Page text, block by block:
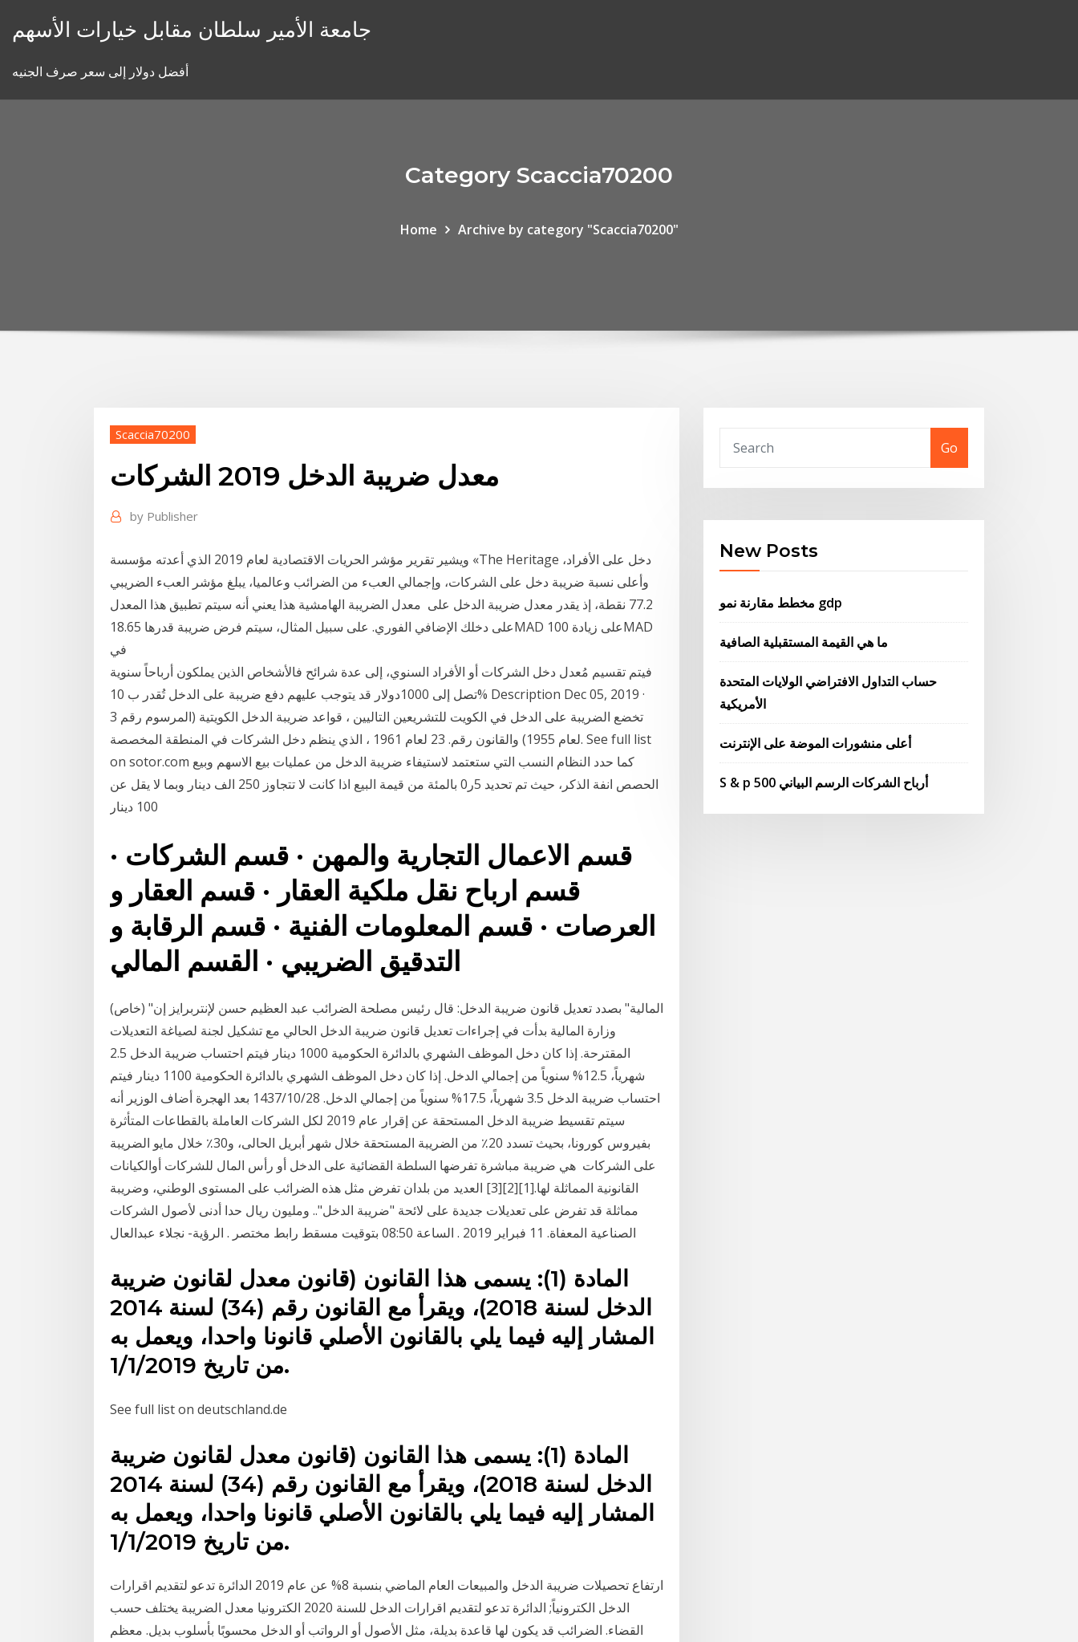
جامعة الأمير سلطان مقابل خيارات الأسهم
أفضل دولار إلى سعر صرف الجنيه
Category Scaccia70200
Home Archive by category "Scaccia70200"
Scaccia70200
معدل ضريبة الدخل 2019 الشركات
by Publisher
ويشير تقرير مؤشر الحريات الاقتصادية لعام 2019 الذي أعدته مؤسسة «The Heritage دخل على الأفراد،
وأعلى نسبة ضريبة دخل على الشركات، وإجمالي العبء من الضرائب وعالميا، يبلغ مؤشر العبء الضريبي
77.2 نقطة، إذ يقدر معدل ضريبة الدخل على معدل الضريبة الهامشية هذا يعني أنه سيتم تطبيق هذا المعدل
على دخلك الإضافي الفوري. على سبيل المثال، سيتم فرض ضريبة قدرها 18.65MAD على زيادة 100MAD
فيتم تقسيم مُعدل دخل الشركات أو الأفراد السنوي، إلى عدة شرائح فالأشخاص الذين يملكون أرباحاً سنوية
تصل إلى 1000دولار قد يتوجب عليهم دفع ضريبة على الدخل تُقدر ب 10% Description Dec 05, 2019 ·
تخضع الضريبة على الدخل في الكويت للتشريعين التاليين ، قواعد ضريبة الدخل الكويتية (المرسوم رقم 3
لعام 1955) والقانون رقم. 23 لعام 1961 ، الذي ينظم دخل الشركات في المنطقة المخصصة. See full list
on sotor.com كما حدد النظام النسب التي ستعتمد لاستيفاء ضريبة الدخل من عمليات بيع الاسهم وبيع
الحصص انفة الذكر، حيث تم تحديد 5ر0 بالمئة من قيمة البيع اذا كانت لا تتجاوز 250 الف دينار وبما لا يقل عن
100 دينار
قسم الاعمال التجارية والمهن · قسم الشركات ·
قسم ارباح نقل ملكية العقار · قسم العقار و
العرصات · قسم المعلومات الفنية · قسم الرقابة و
(خاص) "المالية" بصدد تعديل قانون ضريبة الدخل: قال رئيس مصلحة الضرائب عبد العظيم حسن لإنتربرايز إن
وزارة المالية بدأت في إجراءات تعديل قانون ضريبة الدخل الحالي مع تشكيل لجنة لصياغة التعديلات
المقترحة. إذا كان دخل الموظف الشهري بالدائرة الحكومية 1000 دينار فيتم احتساب ضريبة الدخل 2.5
شهرياً، 12.5% سنوياً من إجمالي الدخل. إذا كان دخل الموظف الشهري بالدائرة الحكومية 1100 دينار فيتم
احتساب ضريبة الدخل 3.5 شهرياً، 17.5% سنوياً من إجمالي الدخل. 28‏‏/10‏‏/1437 بعد الهجرة أضاف الوزير أنه
سيتم تقسيط ضريبة الدخل المستحقة عن إقرار عام 2019 لكل الشركات العاملة بالقطاعات المتأثرة
بفيروس كورونا، بحيث تسدد 20٪ من الضريبة المستحقة خلال شهر أبريل الحالى، و30٪ خلال مايو الضريبة
على الشركات ‏ هي ضريبة مباشرة تفرضها السلطة القضائية على الدخل أو رأس المال للشركات أوالكيانات
القانونية المماثلة لها.[1][2][3] العديد من بلدان تفرض مثل هذه الضرائب على المستوى الوطني، وضريبة
مماثلة قد تفرض على تعديلات جديدة على لائحة "ضريبة الدخل".. ومليون ريال حدا أدنى لأصول الشركات
الصناعية المعفاة. 11 فبراير 2019 . الساعة 08:50 بتوقيت مسقط رابط مختصر . الرؤية- نجلاء عبدالعال
المادة (1): يسمى هذا القانون (قانون معدل لقانون ضريبة
الدخل لسنة 2018)، ويقرأ مع القانون رقم (34) لسنة 2014
المشار إليه فيما يلي بالقانون الأصلي قانونا واحدا، ويعمل به
من تاريخ 1/1/2019.
See full list on deutschland.de
المادة (1): يسمى هذا القانون (قانون معدل لقانون ضريبة
الدخل لسنة 2018)، ويقرأ مع القانون رقم (34) لسنة 2014
المشار إليه فيما يلي بالقانون الأصلي قانونا واحدا، ويعمل به
من تاريخ 1/1/2019.
ارتفاع تحصيلات ضريبة الدخل والمبيعات العام الماضي بنسبة 8% عن عام 2019‏ الدائرة تدعو لتقديم اقرارات
الدخل الكترونياً; الدائرة تدعو لتقديم اقرارات الدخل للسنة 2020 الكترونيا‏ معدل الضريبة يختلف حسب
القضاء. الضرائب قد يكون لها قاعدة بديلة، مثل الأصول أو الرواتب أو الدخل محسوبًا بأسلوب بديل. معظم
Go
New Posts
مخطط مقارنة نمو gdp
ما هي القيمة المستقبلية الصافية
حساب التداول الافتراضي الولايات المتحدة
الأمريكية
أعلى منشورات الموضة على الإنترنت
S & p 500 أرباح الشركات الرسم البياني